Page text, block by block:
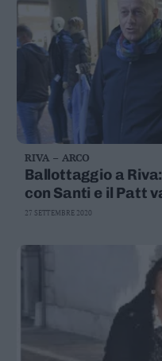
RIVA – ARCO
Ballottaggio a
con Santi e il Patt
27 SETTEMBRE 2020